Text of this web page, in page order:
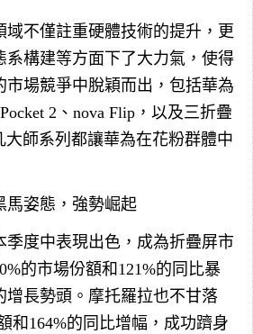
域不僅註重硬體技術的提升，更
系構建等方面下了大力氣，使得
市場競爭中脫穎而出，包括華為
2、nova Flip，以及三折疊
大師系列都讓華為在花粉群體中
馬姿態，強勢崛起
季度中表現出色，成為折疊屏市
的市場份額和121%的同比暴
增長勢頭。摩托羅拉也不甘落
和164%的同比增幅，成功躋身